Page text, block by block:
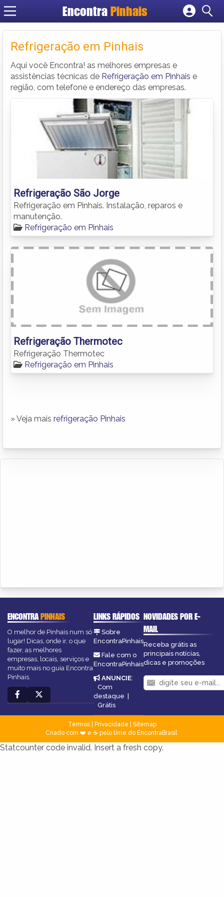
Encontra Pinhais
Cadastrar empresa
Criar conta
Refrigeração em Pinhais
Aqui você Encontra! as melhores empresas e
assistências técnicas de Refrigeração em Pinhais e
região, com telefone e endereço das empresas.
Refrigeração São Jorge
Refrigeração em Pinhais. Instalação, reparos e
manutenção.
Refrigeração em Pinhais
Refrigeração Thermotec
Refrigeração Thermotec
Refrigeração em Pinhais
» Veja mais refrigeração Pinhais
ENCONTRAPINHAIS
O melhor de Pinhais num só
lugar! Dicas, onde ir, o que
fazer, as melhores
empresas, locais, serviços e
muito mais no guia Encontra
Pinhais.
LINKS RÁPIDOS
Sobre
EncontraPinhais
Fale com o
EncontraPinhais
ANUNCIE:
Com
destaque |
Grátis
NOVIDADES POR E-
MAIL
Receba grátis as
principais notícias,
dicas e promoções
Termos| Privacidade
Sitemap
Criado com ❤️ e ☕ pelo time do EncontraBrasil
Statcounter code invalid. Insert a fresh copy.